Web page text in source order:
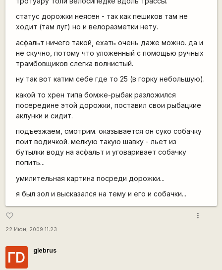
статус дорожки неясен - так как пешиков там не
ходит (там луг) но и велоразметки нету.
асфальт ничего такой, ехать очень даже можно. да и
не скучно, потому что уложенный с помощью ручных
трамбовщиков слегка волнистый.
ну так вот катим себе где то 25 (в горку небольшую).
какой то хрен типа бомже-рыбак разложился
посередине этой дорожки, поставил свои рыбацкие
аклунки и сидит.
подъезжаем, смотрим. оказывается он суко собачку
поит водичкой. мелкую такую шавку - льет из
бутылки воду на асфальт и уговаривает собачку
попить...
умилительная картина посреди дорожки...
я был зол и высказался на тему и его и собачки...
favorite_border
22 Июн, 2009 11:23
more_vert
ГD glebrus